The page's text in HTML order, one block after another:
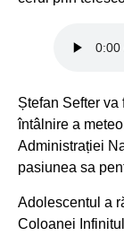
Ștefan Sefter
întâlnire a
Administrației
pasiunea sa
Adolescentul a
Coloanei